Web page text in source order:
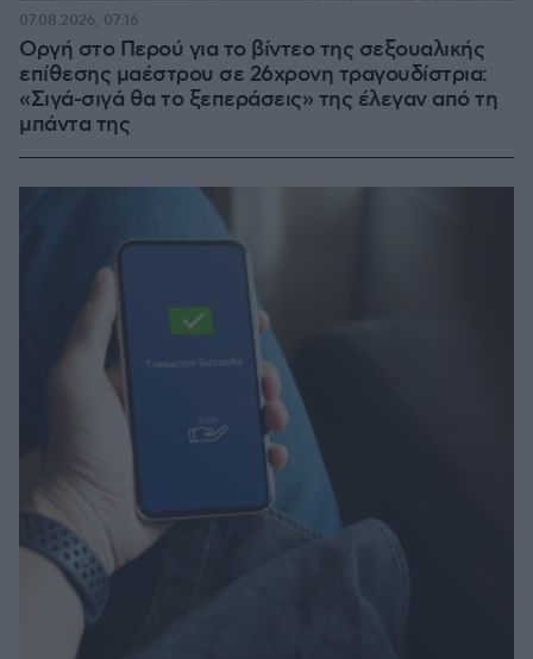
Οργή στο Περού για το βίντεο της σεξουαλικής
επίθεσης μαέστρου σε 26χρονη τραγουδίστρια:
«Σιγά-σιγά θα το ξεπεράσεις» της έλεγαν από τη
μπάντα της
07.08.2026, 07:16